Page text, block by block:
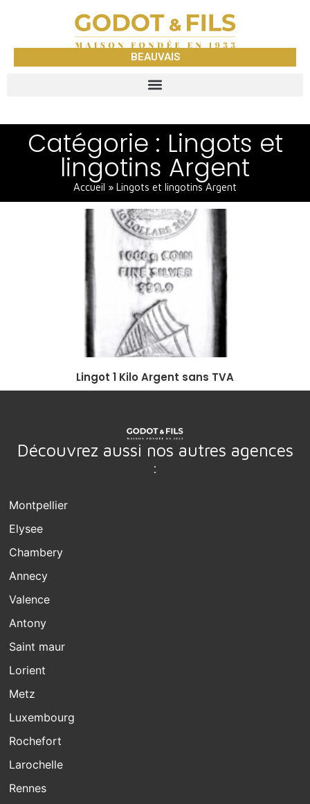
BEAUVAIS
Catégorie : Lingots et
lingotins Argent
Accueil » Lingots et lingotins Argent
Lingot 1 Kilo Argent sans TVA
Découvrez aussi nos autres agences
:
Montpellier
Elysee
Chambery
Annecy
Valence
Antony
Saint maur
Lorient
Metz
Luxembourg
Rochefort
Larochelle
Rennes